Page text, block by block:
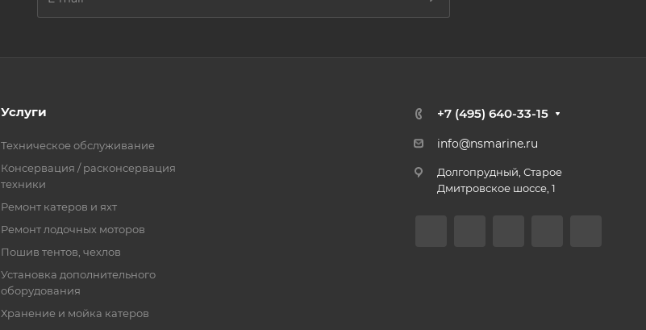
Услуги
Техническое обслуживание
Консервация / расконсервация
техники
Ремонт катеров и яхт
Ремонт лодочных моторов
Пошив тентов, чехлов
Установка дополнительного
оборудования
Хранение и мойка катеров
+7 (495) 640-33-15
info@nsmarine.ru
Долгопрудный, Старое
Дмитровское шоссе, 1